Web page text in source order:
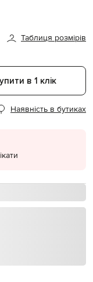
Таблиця розмірів
в 1 клік
Наявність в бутиках